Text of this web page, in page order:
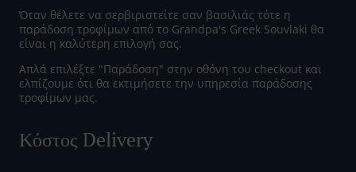
Όταν θέλετε να σερβιριστείτε σαν βασιλιάς τότε η
παράδοση τροφίμων από το Grandpa's Greek Souvlaki θα
είναι η καλύτερη επιλογή σας.
Απλά επιλέξτε "Παράδοση" στην οθόνη του checkout και
ελπίζουμε ότι θα εκτιμήσετε την υπηρεσία παράδοσης
τροφίμων μας.
Κόστος Delivery